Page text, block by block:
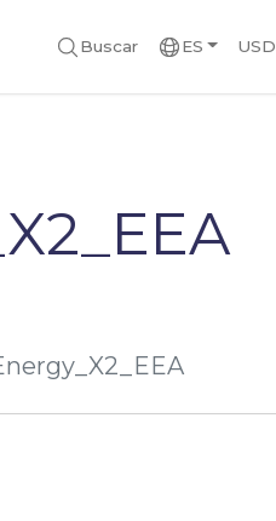
Buscar ES USD